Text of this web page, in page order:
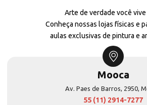
Arte de verdade você vive
Conheça nossas lojas físicas e
aulas exclusivas de pintura e
Mooca
Av. Paes de Barros, 2950,
55 (11) 2914-7277